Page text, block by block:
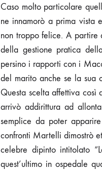
Caso molto particolare
ne innamorò a prima vista
non troppo felice. A partire
della gestione pratica
persino i rapporti con i
del marito anche se la sua
Questa scelta affettiva
arrivò addirittura ad
semplice da poter
confronti Martelli dimostrò
celebre dipinto intitolato
quest’ultimo in ospedale